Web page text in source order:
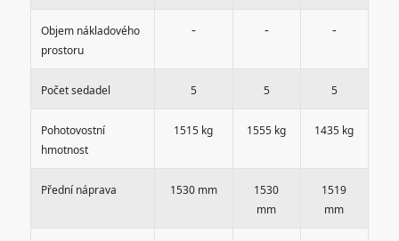
Objem nákladového
prostoru
- - -
Počet sedadel 5 5 5
Pohotovostní
hmotnost
1515 kg 1555 kg 1435 kg
Přední náprava 1530 mm
1530
mm
1519
mm